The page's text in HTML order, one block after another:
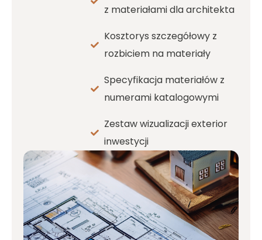
z materiałami dla architekta
Kosztorys szczegółowy z
rozbiciem na materiały
Specyfikacja materiałów z
numerami katalogowymi
Zestaw wizualizacji exterior
inwestycji